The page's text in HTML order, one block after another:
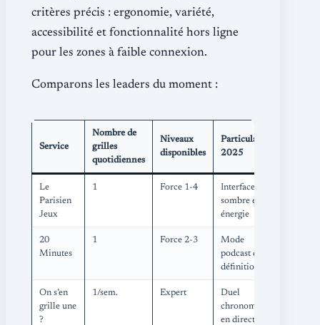
critères précis : ergonomie, variété,
accessibilité et fonctionnalité hors ligne
pour les zones à faible connexion.
Comparons les leaders du moment :
Service
Nombre de
grilles
quotidiennes
Niveaux
disponibles
Particularité
2025
Le
Parisien
Jeux
1 Force 1-4
Interface
sombre éco-
énergie
20
Minutes
1 Force 2-3
Mode
podcast des
définitions
On s’en
grille une
?
1/sem. Expert
Duel
chronométré
en direct